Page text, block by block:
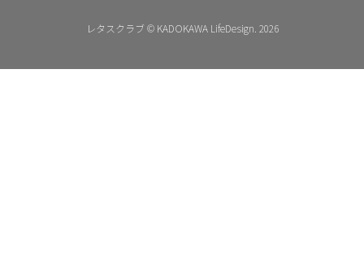
レタスクラブ © KADOKAWA LifeDesign. 2026